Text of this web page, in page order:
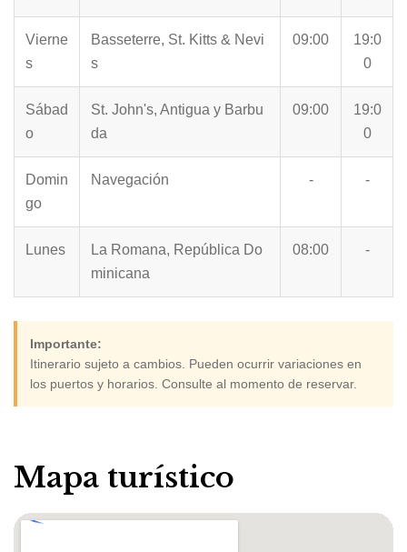
Vierne
s
Basseterre, St. Kitts & Nevi
s
09:00
19:0
0
Sábad
o
St. John's, Antigua y Barbu
da
09:00
19:0
0
Domin
go
Navegación - -
Lunes
La Romana, República Do
minicana
08:00 -
Importante:
Itinerario sujeto a cambios. Pueden ocurrir variaciones en
los puertos y horarios. Consulte al momento de reservar.
Mapa turístico